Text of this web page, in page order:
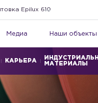
Epilux 610
Медиа Наши объекты
КАРЬЕРА
МАТЕРИАЛЫ